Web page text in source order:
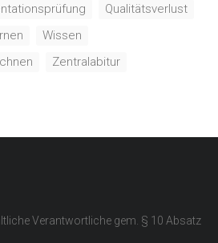
Qualitätsverlust
Wissen
Zentralabitur
Verantwortliche gem. § 10 Absatz